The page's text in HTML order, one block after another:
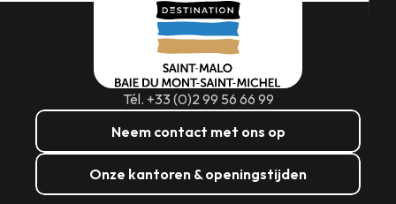
Tél. +33 (0)2 99 56 66 99
Neem contact met ons op
Onze kantoren & openingstijden